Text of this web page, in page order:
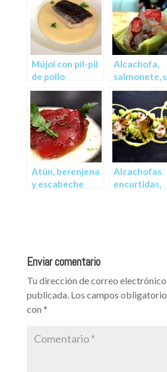
Mújol con pil-pil
de pollo
Alcachofa,
salmonete,
granada
Atún, berenjena
y escabeche
Alcachofas
encurtidas,
Enviar comentario
Tu dirección de correo electrónico
publicada. Los campos
con *